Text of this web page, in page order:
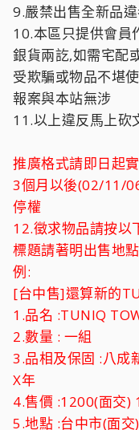
9.嚴禁出售全新品
10.本區只提供會員
銀貨兩訖,如需宅配
受欺騙或物品不堪
報案與本站無涉
11.以上違反馬上砍
推廣格式請即日起
3個月以後(02/11/
停權
12.徵求物品請按以
標題請著明出售地點
例:
[台中售]還算新的
1.品名 :TUNIQ
2.數量 : 一組
3.品相及保固 :八成
X年
4.售價 :1200(面交)
5.地點 :台中市(面